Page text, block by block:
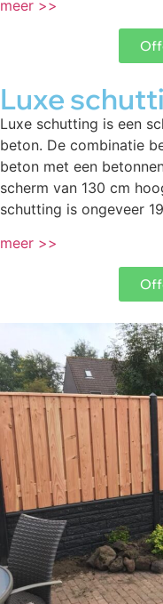
meer >>
Luxe
Luxe schutting is een
beton. De combinatie
beton met een
scherm van 130 cm
schutting is ongeveer
meer >>